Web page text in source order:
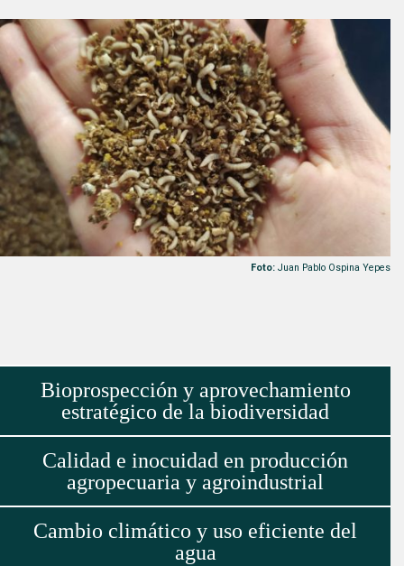
Foto: Juan Pablo Ospina Yepes
Bioprospección y aprovechamiento
estratégico de la biodiversidad
Calidad e inocuidad en producción
agropecuaria y agroindustrial
Cambio climático y uso eficiente del
agua